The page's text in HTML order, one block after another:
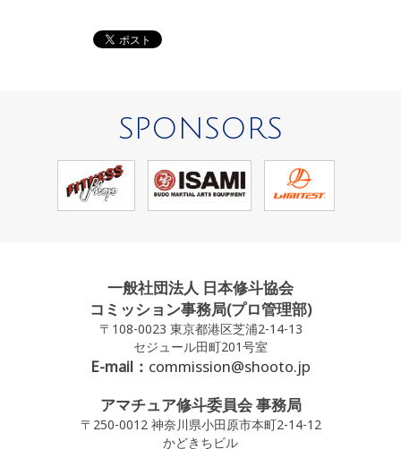
SPONSORS
一般社団法人 日本修斗協会
コミッション事務局(プロ管理部)
〒108-0023 東京都港区芝浦2-14-13
セジュール田町201号室
E-mail： commission@shooto.jp
アマチュア修斗委員会 事務局
〒250-0012 神奈川県小田原市本町2-14-12
かどきちビル